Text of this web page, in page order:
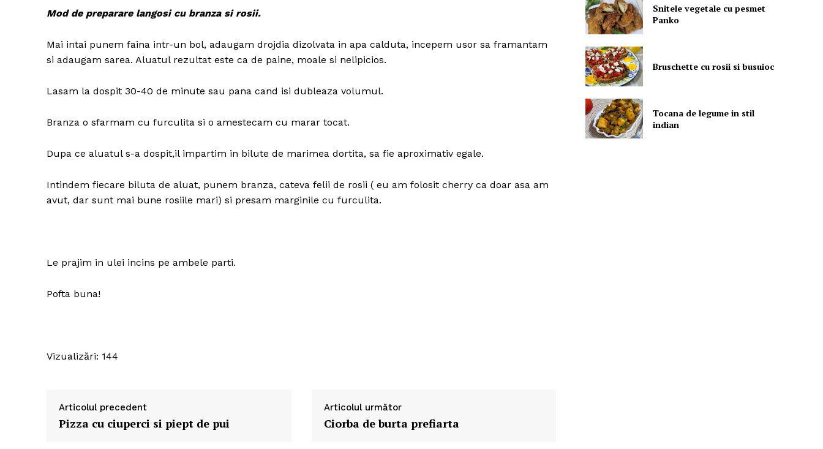
Politica de Confidențialitate
Mod de preparare langosi cu branza si rosii.
Mai intai punem faina intr-un bol, adaugam drojdia dizolvata in apa calduta, incepem usor sa framantam
si adaugam sarea. Aluatul rezultat este ca de paine, moale si nelipicios.
Lasam la dospit 30-40 de minute sau pana cand isi dubleaza volumul.
Branza o sfarmam cu furculita si o amestecam cu marar tocat.
Dupa ce aluatul s-a dospit,il impartim in bilute de marimea dortita, sa fie aproximativ egale.
Intindem fiecare biluta de aluat, punem branza, cateva felii de rosii ( eu am folosit cherry ca doar asa am
avut, dar sunt mai bune rosiile mari) si presam marginile cu furculita.
Le prajim in ulei incins pe ambele parti.
Pofta buna!
Vizualizări: 144
Articolul precedent
Pizza cu ciuperci si piept de pui
Articolul următor
Ciorba de burta prefiarta
Snitele vegetale cu pesmet
Panko
Bruschette cu rosii si busuioc
Tocana de legume in stil
indian